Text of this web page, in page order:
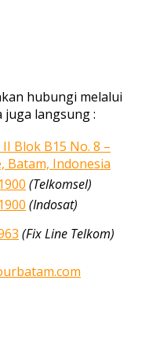
hubungi melalui
juga langsung :
Blok B15 No. 8 –
Batam, Indonesia
(Telkomsel)
(Indosat)
(Fix Line Telkom)